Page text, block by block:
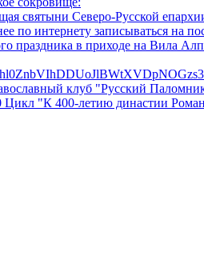
святыни Северо-Русской
по интернету записываться на
праздника в приходе на Вила
клуб "Русский
"К 400-летию династии